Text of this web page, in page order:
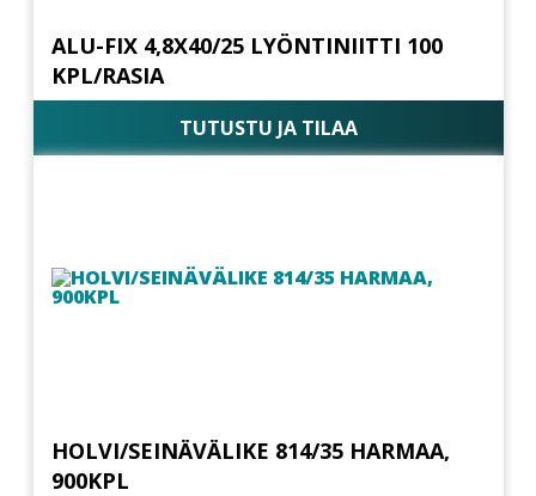
ALU-FIX 4,8X40/25 LYÖNTINIITTI 100
KPL/RASIA
TUTUSTU JA TILAA
HOLVI/SEINÄVÄLIKE 814/35 HARMAA,
900KPL